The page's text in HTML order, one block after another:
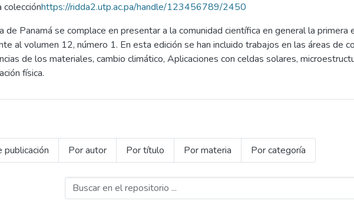
colecciónhttps://ridda2.utp.ac.pa/handle/123456789/2450
de Panamá se complace en presentar a la comunidad científica en general la
al volumen 12, número 1. En esta edición se han incluido trabajos en las áreas de
de los materiales, cambio climático, Aplicaciones con celdas solares,
física.
publicación Por autor Por título Por materia Por categoría